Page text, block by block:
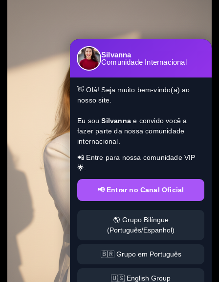
Silvanna
Comunidade Internacional
👋 Olá! Seja muito bem-vindo(a) ao
nosso site.
Eu souSilvanna e convido você a
fazer parte da nossa comunidade
internacional.
📲 Entre para nossa comunidade VIP
🌟.
📢 Entrar no Canal Oficial
🌎 Grupo Bilíngue
(Português/Espanhol)
🇧🇷 Grupo em Português
🇺🇸 English Group